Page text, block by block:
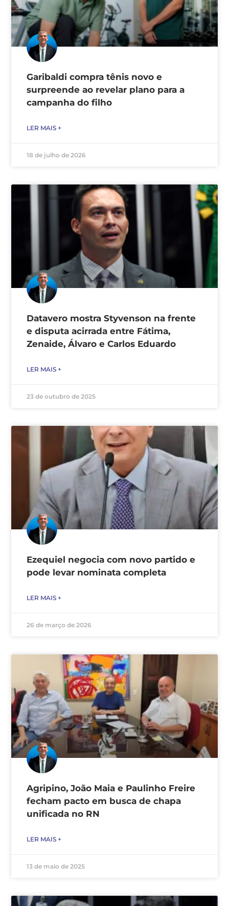
Garibaldi compra tênis novo e
surpreende ao revelar plano para a
campanha do filho
LER MAIS +
18 de julho de 2026
Datavero mostra Styvenson na frente
e disputa acirrada entre Fátima,
Zenaide, Álvaro e Carlos Eduardo
LER MAIS +
23 de outubro de 2025
Ezequiel negocia com novo partido e
pode levar nominata completa
LER MAIS +
26 de março de 2026
Agripino, João Maia e Paulinho Freire
fecham pacto em busca de chapa
unificada no RN
LER MAIS +
13 de maio de 2025